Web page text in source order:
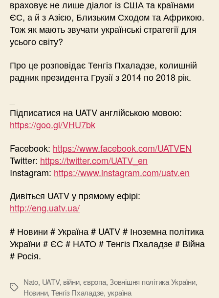
враховує не лише діалог із США та країнами
ЄС, а й з Азією, Близьким Сходом та Африкою.
Тож як мають звучати українські стратегії для
усього світу?
Про це розповідає Тенгіз Пхаладзе, колишній
радник президента Грузії з 2014 по 2018 рік.
Підписатися на UATV англійською мовою:
https://goo.gl/VHU7bk
Facebook: https://www.facebook.com/UATVEN
Twitter: https://twitter.com/UATV_en
Instagram: https://www.instagram.com/uatv.en
Дивіться UATV у прямому ефірі:
http://eng.uatv.ua/
# Новини # Україна # UATV # Іноземна політика
України # ЄС # НАТО # Тенгіз Пхаладзе # Війна
# Росія.
Позначки
Nato, UATV, війни,європа,Зовнішня політика України,
Новини, Тенгіз Пхаладзе, україна